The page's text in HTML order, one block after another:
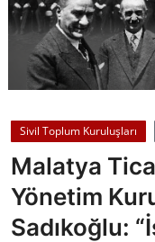
Ankara
TBMM
Cumhurbaşkanlığı
Bakanlıklar
Siyasi Partiler
Sivil Toplum Kuruluşları
Malatya
Yönetim
Sadıkoğlu: